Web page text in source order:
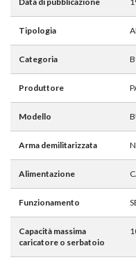
Tipologia
Categoria
Produttore
Modello
Arma demilitarizzata
Alimentazione
Funzionamento
Capacità massima
caricatore o serbatoio